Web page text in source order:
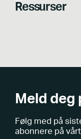
Ressurser
Meld
Følg med på
abonnere på